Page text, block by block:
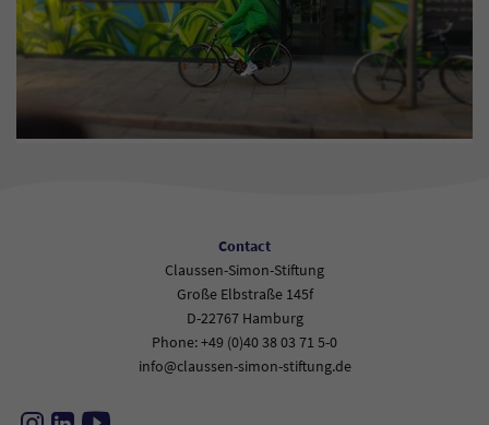
Contact
Claussen-Simon-Stiftung
Große Elbstraße 145f
D-22767 Hamburg
Phone: +49 (0)40 38 03 71 5-0
info@claussen-simon-stiftung.de